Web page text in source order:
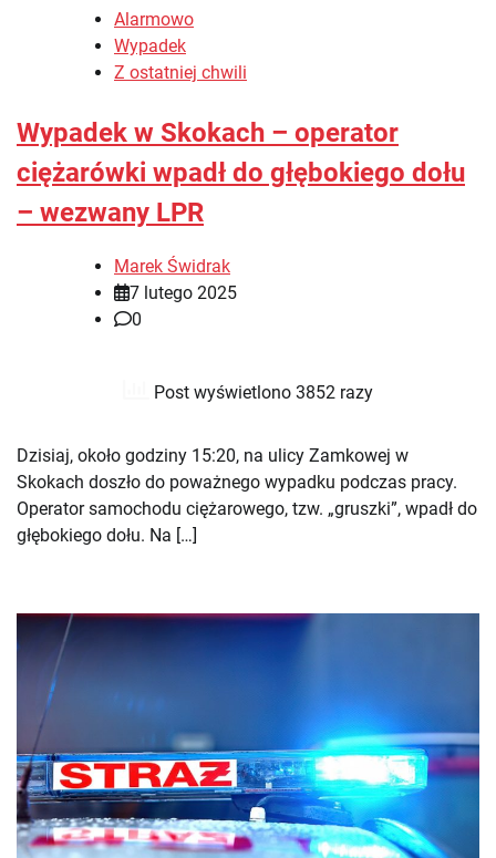
Alarmowo
Wypadek
Z ostatniej chwili
Wypadek w Skokach – operator
ciężarówki wpadł do głębokiego dołu
– wezwany LPR
Marek Świdrak
7 lutego 2025
0
Post wyświetlono 3852 razy
Dzisiaj, około godziny 15:20, na ulicy Zamkowej w
Skokach doszło do poważnego wypadku podczas pracy.
Operator samochodu ciężarowego, tzw. „gruszki”, wpadł do
głębokiego dołu. Na […]